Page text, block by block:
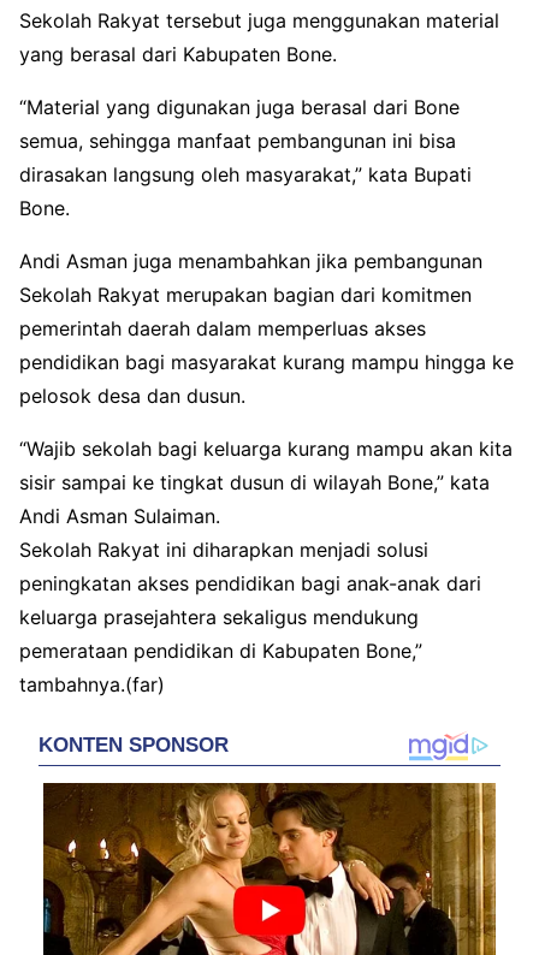
Sekolah Rakyat tersebut juga menggunakan material
yang berasal dari Kabupaten Bone.
“Material yang digunakan juga berasal dari Bone
semua, sehingga manfaat pembangunan ini bisa
dirasakan langsung oleh masyarakat,” kata Bupati
Bone.
Andi Asman juga menambahkan jika pembangunan
Sekolah Rakyat merupakan bagian dari komitmen
pemerintah daerah dalam memperluas akses
pendidikan bagi masyarakat kurang mampu hingga ke
pelosok desa dan dusun.
“Wajib sekolah bagi keluarga kurang mampu akan kita
sisir sampai ke tingkat dusun di wilayah Bone,” kata
Andi Asman Sulaiman.
Sekolah Rakyat ini diharapkan menjadi solusi
peningkatan akses pendidikan bagi anak-anak dari
keluarga prasejahtera sekaligus mendukung
pemerataan pendidikan di Kabupaten Bone,”
tambahnya.(far)